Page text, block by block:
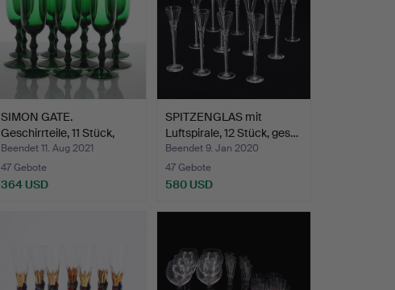
SIMON GATE.
Geschirrteile, 11 Stück,
Glas,…
Beendet 11. Aug 2021
47 Gebote
364 USD
SPITZENGLAS mit
Luftspirale, 12 Stück, ges…
Beendet 9. Jan 2020
47 Gebote
580 USD